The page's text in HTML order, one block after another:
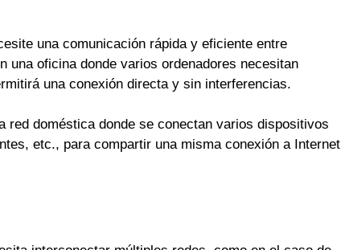
una comunicación rápida y eficiente entre
una oficina donde varios ordenadores necesitan
una conexión directa y sin interferencias.
red doméstica donde se conectan varios dispositivos
etc., para compartir una misma conexión a Internet